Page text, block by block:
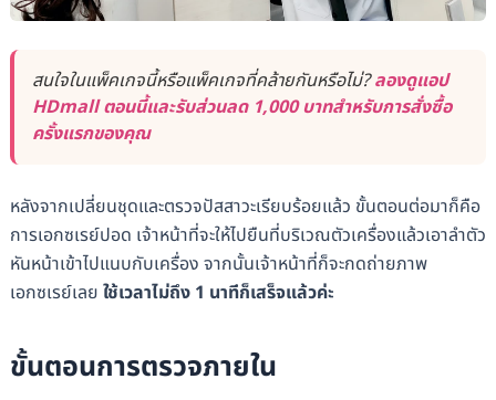
สนใจในแพ็คเกจนี้หรือแพ็คเกจที่คล้ายกันหรือไม่?ลองดูแอป
HDmall ตอนนี้และรับส่วนลด 1,000 บาทสำหรับการสั่งซื้อ
ครั้งแรกของคุณ
หลังจากเปลี่ยนชุดและตรวจปัสสาวะเรียบร้อยแล้ว ขั้นตอนต่อมาก็คือ
การเอกซเรย์ปอด เจ้าหน้าที่จะให้ไปยืนที่บริเวณตัวเครื่องแล้วเอาลำตัว
หันหน้าเข้าไปแนบกับเครื่อง จากนั้นเจ้าหน้าที่ก็จะกดถ่ายภาพ
เอกซเรย์เลย ใช้เวลาไม่ถึง 1 นาทีก็เสร็จแล้วค่ะ
ขั้นตอนการตรวจภายใน